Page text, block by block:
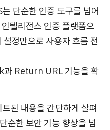
단순한 인증 도구를 넘어
텔리전스 인증 플랫폼으
정만으로 사용자 흐름 전
과 Return URL 기능을 확
된 내용을 간단하게 살펴
순한 보안 기능 향상을 넘